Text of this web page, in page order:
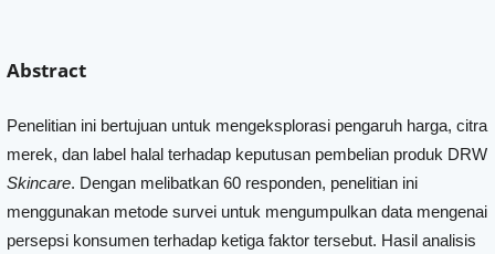
Abstract
Penelitian ini bertujuan untuk mengeksplorasi pengaruh harga, citra
merek, dan label halal terhadap keputusan pembelian produk DRW
Skincare. Dengan melibatkan 60 responden, penelitian ini
menggunakan metode survei untuk mengumpulkan data mengenai
persepsi konsumen terhadap ketiga faktor tersebut. Hasil analisis